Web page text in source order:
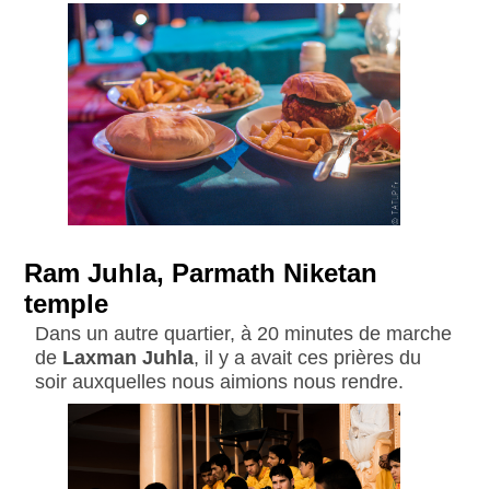
Ram Juhla, Parmath Niketan
temple
Dans un autre quartier, à 20 minutes de marche
de Laxman Juhla, il y a avait ces prières du
soir auxquelles nous aimions nous rendre.